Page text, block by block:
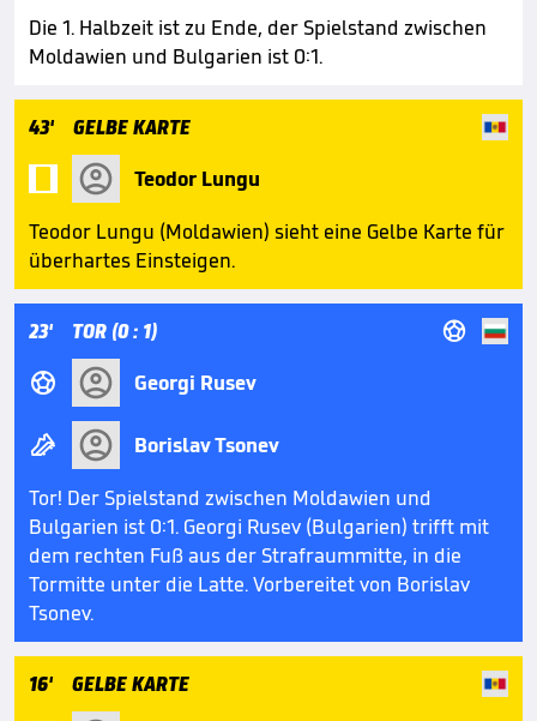
Die 1. Halbzeit ist zu Ende, der Spielstand zwischen
Moldawien und Bulgarien ist 0:1.
43' GELBE KARTE
Teodor Lungu
Teodor Lungu (Moldawien) sieht eine Gelbe Karte für
überhartes Einsteigen.
23' TOR (0 : 1) 
 Georgi Rusev

Borislav Tsonev
Tor! Der Spielstand zwischen Moldawien und
Bulgarien ist 0:1. Georgi Rusev (Bulgarien) trifft mit
dem rechten Fuß aus der Strafraummitte, in die
Tormitte unter die Latte. Vorbereitet von Borislav
Tsonev.
16' GELBE KARTE